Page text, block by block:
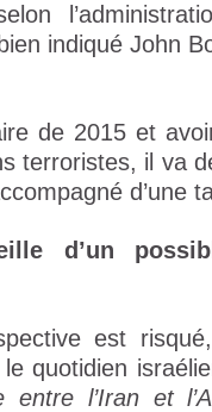
indiqué John
de 2015 et
terroristes, il va
d’une
d’un
est
quotidien
entre l’Iran et